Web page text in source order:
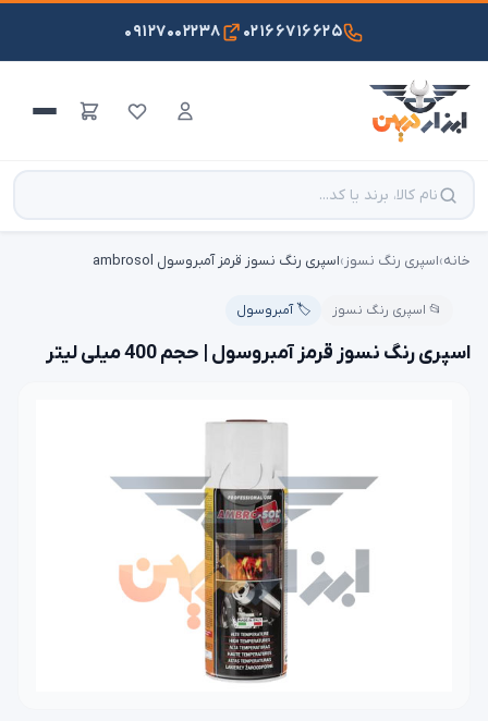
۰۲۱۶۶۷۱۶۶۲۵ ۰۹۱۲۷۰۰۲۲۳۸
خانه›اسپری رنگ نسوز›اسپری رنگ نسوز قرمز آمبروسول ambrosol
📂 اسپری رنگ نسوز 🏷️ آمبروسول
اسپری رنگ نسوز قرمز آمبروسول | حجم 400 میلی لیتر